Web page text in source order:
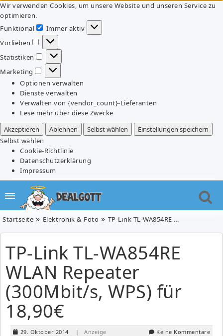
Wir verwenden Cookies, um unsere Website und unseren Service zu
optimieren.
Funktional
Funktional
Immer aktiv
Vorlieben
Vorlieben
Statistiken
Statistiken
Marketing
Marketing
Optionen verwalten
Dienste verwalten
Verwalten von {vendor_count}-Lieferanten
Lese mehr über diese Zwecke
Akzeptieren
Ablehnen Selbst wählen
Einstellungen speichern
Selbst wählen
Cookie-Richtlinie
Datenschutzerklärung
Impressum
Startseite Elektronik & Foto TP-Link TL-WA854RE WLAN Repeater (300Mbit/s, WPS) für 18,90€
TP-Link TL-WA854RE
WLAN Repeater
(300Mbit/s, WPS) für
18,90€
29. Oktober 2014 | Anzeige Keine Kommentare